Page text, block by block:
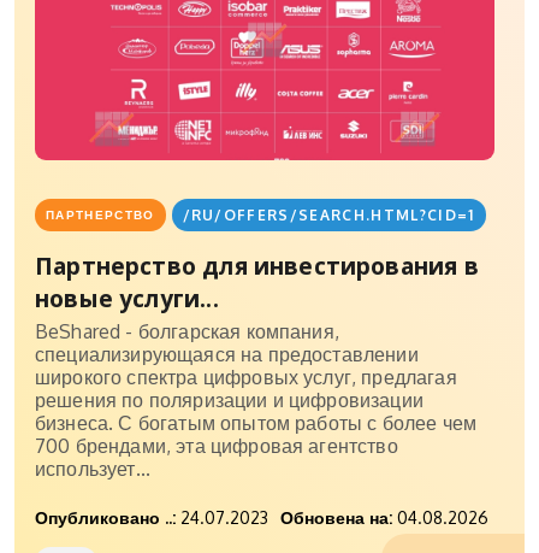
ПАРТНЕРСТВО /RU/OFFERS/SEARCH.HTML?CID=1
Партнерство для инвестирования в
новые услуги...
BeShared - болгарская компания,
специализирующаяся на предоставлении
широкого спектра цифровых услуг, предлагая
решения по поляризации и цифровизации
бизнеса. С богатым опытом работы с более чем
700 брендами, эта цифровая агентство
использует...
Опубликовано ..: 24.07.2023 Обновена на: 04.08.2026